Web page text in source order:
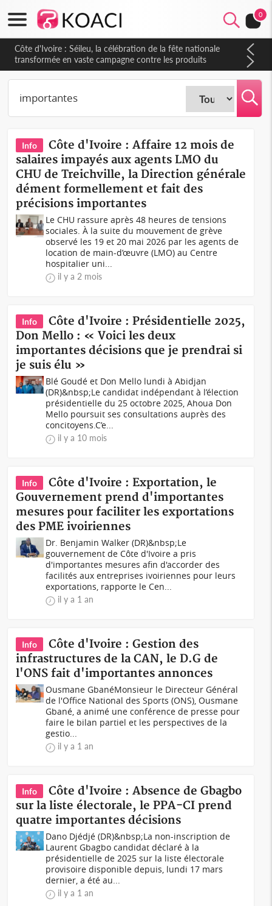
0
Côte d'Ivoire : Séileu, la célébration de la fête nationale
transformée en vaste campagne contre les produits
dépigmentants dangereux
Info
Côte d'Ivoire : Affaire 12 mois de
salaires impayés aux agents LMO du
CHU de Treichville, la Direction générale
dément formellement et fait des
précisions importantes
Le CHU rassure après 48 heures de tensions
sociales. À la suite du mouvement de grève
observé les 19 et 20 mai 2026 par les agents de
location de main-d’œuvre (LMO) au Centre
hospitalier uni...
il y a 2 mois
Info
Côte d'Ivoire : Présidentielle 2025,
Don Mello : « Voici les deux
importantes décisions que je prendrai si
je suis élu »
Blé Goudé et Don Mello lundi à Abidjan
(DR)&nbsp;Le candidat indépendant à l’élection
présidentielle du 25 octobre 2025, Ahoua Don
Mello poursuit ses consultations auprès des
concitoyens.C’e...
il y a 10 mois
Info
Côte d'Ivoire : Exportation, le
Gouvernement prend d'importantes
mesures pour faciliter les exportations
des PME ivoiriennes
Dr. Benjamin Walker (DR)&nbsp;Le
gouvernement de Côte d'Ivoire a pris
d'importantes mesures afin d'accorder des
facilités aux entreprises ivoiriennes pour leurs
exportations, rapporte le Cen...
il y a 1 an
Info
Côte d'Ivoire : Gestion des
infrastructures de la CAN, le D.G de
l'ONS fait d'importantes annonces
Ousmane GbanéMonsieur le Directeur Général
de l'Office National des Sports (ONS), Ousmane
Gbané, a animé une conférence de presse pour
faire le bilan partiel et les perspectives de la
gestio...
il y a 1 an
Info
Côte d'Ivoire : Absence de Gbagbo
sur la liste électorale, le PPA-CI prend
quatre importantes décisions
Dano Djédjé (DR)&nbsp;La non-inscription de
Laurent Gbagbo candidat déclaré à la
présidentielle de 2025 sur la liste électorale
provisoire disponible depuis, lundi 17 mars
dernier, a été au...
il y a 1 an